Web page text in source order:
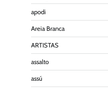
apodi
Areia Branca
ARTISTAS
assalto
assú